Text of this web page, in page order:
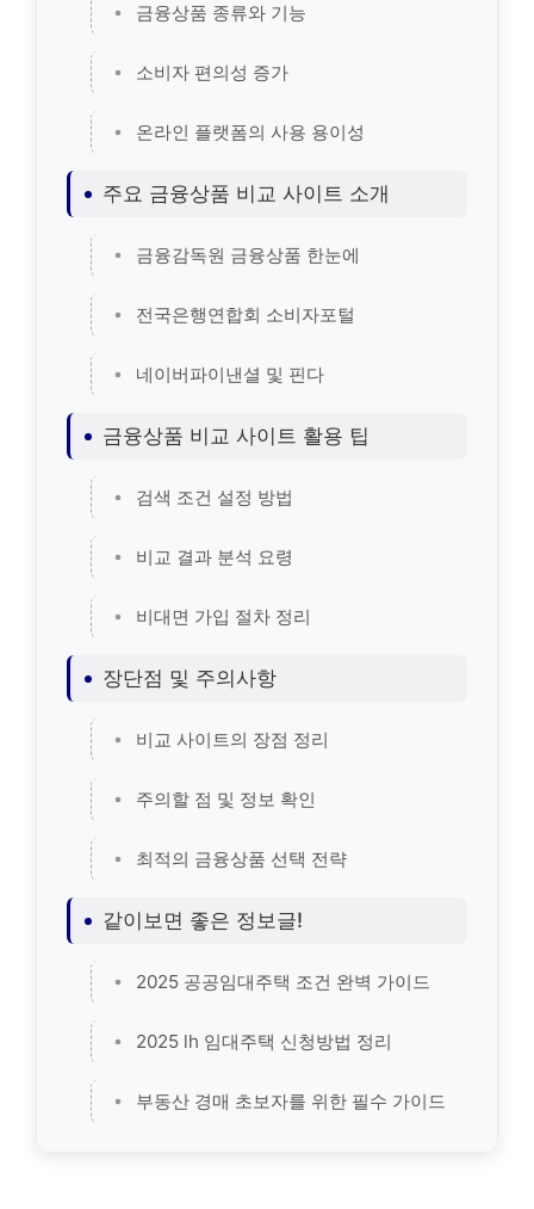
금융상품 종류와 기능
소비자 편의성 증가
온라인 플랫폼의 사용 용이성
주요 금융상품 비교 사이트 소개
금융감독원 금융상품 한눈에
전국은행연합회 소비자포털
네이버파이낸셜 및 핀다
금융상품 비교 사이트 활용 팁
검색 조건 설정 방법
비교 결과 분석 요령
비대면 가입 절차 정리
장단점 및 주의사항
비교 사이트의 장점 정리
주의할 점 및 정보 확인
최적의 금융상품 선택 전략
같이보면 좋은 정보글!
2025 공공임대주택 조건 완벽 가이드
2025 lh 임대주택 신청방법 정리
부동산 경매 초보자를 위한 필수 가이드